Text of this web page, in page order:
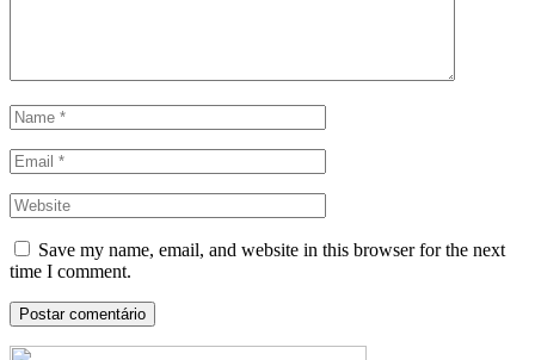
Save my name, email, and website in this browser for the next
time I comment.